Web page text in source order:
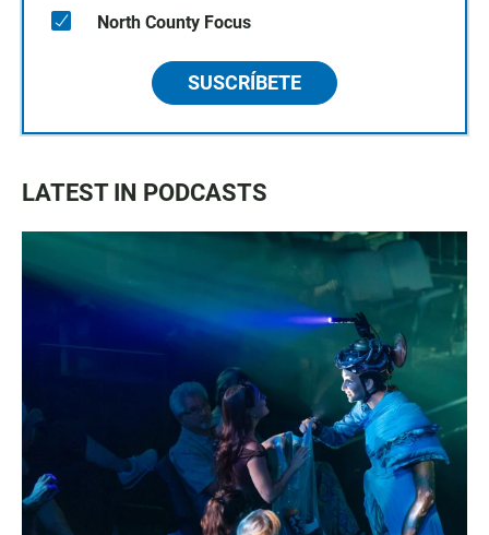
North County Focus
SUSCRÍBETE
LATEST IN PODCASTS